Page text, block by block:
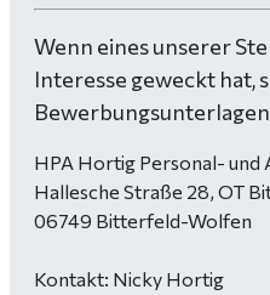
Wenn eines unserer
Interesse geweckt hat,
HPA Hortig Personal-
Hallesche Straße 28, OT
06749 Bitterfeld-Wolfen
Kontakt: Nicky Hortig